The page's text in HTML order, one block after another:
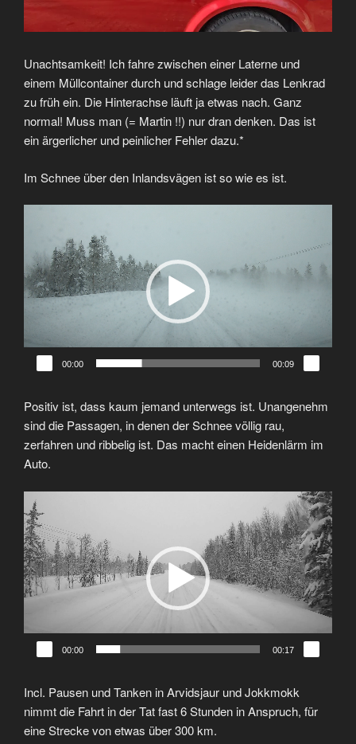
Unachtsamkeit! Ich fahre zwischen einer Laterne und
einem Müllcontainer durch und schlage leider das Lenkrad
zu früh ein. Die Hinterachse läuft ja etwas nach. Ganz
normal! Muss man (= Martin !!) nur dran denken. Das ist
ein ärgerlicher und peinlicher Fehler dazu.*
Im Schnee über den Inlandsvägen ist so wie es ist.
00:00 00:09
Positiv ist, dass kaum jemand unterwegs ist. Unangenehm
sind die Passagen, in denen der Schnee völlig rau,
zerfahren und ribbelig ist. Das macht einen Heidenlärm im
Auto.
Video-
Player
00:00 00:17
Incl. Pausen und Tanken in Arvidsjaur und Jokkmokk
nimmt die Fahrt in der Tat fast 6 Stunden in Anspruch, für
eine Strecke von etwas über 300 km.